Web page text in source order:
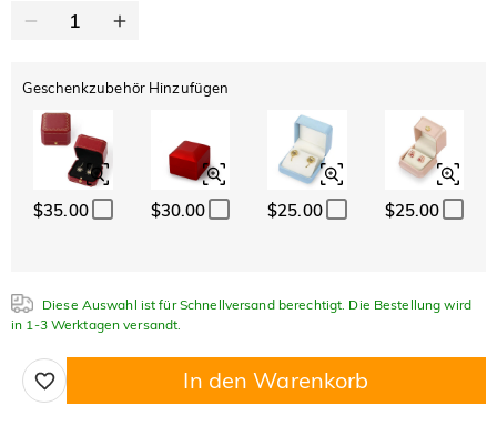
Geschenkzubehör Hinzufügen
$35.00 $30.00 $25.00 $25.00
Diese Auswahl ist für Schnellversand berechtigt. Die Bestellung wird
in 1-3 Werktagen versandt.
In den Warenkorb